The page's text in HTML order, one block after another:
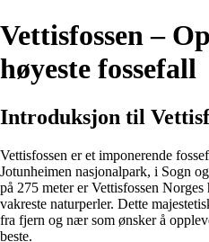
Vettisfossen –
høyeste fossefall
Introduksjon til
Vettisfossen er et imponerende
Jotunheimen nasjonalpark, i Sogn
på 275 meter er Vettisfossen
vakreste naturperler. Dette
fra fjern og nær som ønsker å
beste.